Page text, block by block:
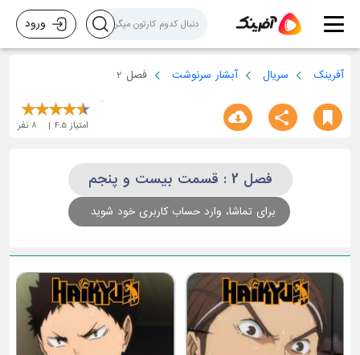
ورود
آفرینک سریال آبشار سرنوشت فصل 2
امتیاز 4.5
8 نفر
فصل 2 : قسمت بیست و پنجم
برای تماشا، وارد حساب کاربری خود شوید
قسمت بیست و دوم